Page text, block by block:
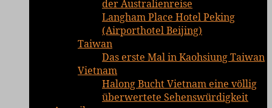
der Australienreise
Langham Place Hotel Peking
(Airporthotel Beijing)
Taiwan
Das erste Mal in Kaohsiung Taiwan
Vietnam
Halong Bucht Vietnam eine völlig
überwertete Sehenswürdigkeit